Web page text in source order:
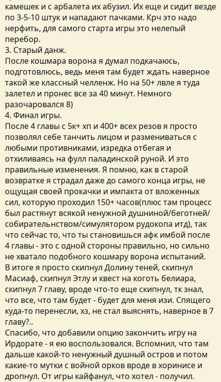
камешек и с арбалета их абузил. Их еще и сидит везде
по 3-5-10 штук и нападают пачками. Крч это надо
нерфить, для самого старта игры это нелепый
перебор.
3. Старый данж.
После кошмара ворона я думал подкачаюсь,
подготовлюсь, ведь меня там будет ждать наверное
такой же классный челленж. Но на 50+ лвле я туда
залетел и пронес все за 40 минут. Немного
разочаровался 8)
4. Финал игры.
После 4 главы с 5к+ хп и 400+ всех резов я просто
позволял себе танчить лицом и размениваться с
любыми противниками, изредка отбегая и
отхиливаясь на фулл паладинской руной. И это
правильные изменения. Я помню, как в старой
возвратке я страдал даже до самого конца игры, не
ощущая своей прокачки и импакта от вложенных
сил, которую проходил 150+ часов(плюс там процесс
был растянут всякой ненужной душниной/беготней/
собирательнством/симулятором рудокопа итд), так
что сейчас то, что ты становишься афк имбой после
4 главы - это с одной стороны правильно, но сильно
не хватало подобного кошмару ворона испытаний.
В итоге я просто скипнул Долину теней, скипнул
Масиаф, скипнул Этлу и квест на коготь белиара,
скипнул 7 главу, вроде что-то еще скипнул, тк знал,
что все, что там будет - будет для меня изи. Спящего
куда-то перенесли, хз, не стал выяснять, наверное в 7
главу?..
Спасибо, что добавили опцию закончить игру на
Ирдорате - я ею воспользовался. Вспомнил, что там
дальше какой-то ненужный душный остров и потом
какие-то мутки с войной орков вроде в хоринисе и
дропнул. От игры кайфанул, что хотел - получил.